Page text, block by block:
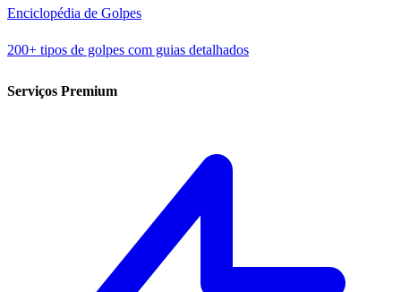
Enciclopédia de Golpes
200+ tipos de golpes com guias detalhados
Serviços Premium